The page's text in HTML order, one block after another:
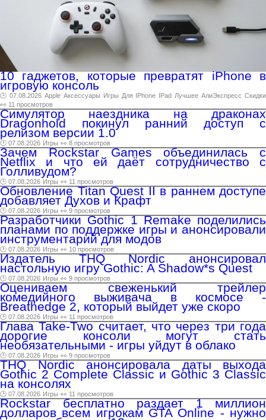
10 гаджетов, которые превратят iPhone в
игровую консоль
🕑 07.08.2026 Apple Аксессуары Игры Для IPhone IPad Лучшее АлиЭкспресс Скидки
👀 11 просмотров
Симулятор наездника на драконах
Dragonhold покинул ранний доступ с
релизом версии 1.0
🕑 07.08.2026 Игры 👀 8 просмотров
Зачем Rockstar Games объединилась с
Netflix и что ей даёт сотрудничество с
Голливудом?
🕑 07.08.2026 Игры 👀 11 просмотров
Обновление Titan Quest II в раннем доступе
добавляет Духов и Крафт
🕑 07.08.2026 Игры 👀 9 просмотров
Разработчики Gothic 1 Remake поделились
планами по поддержке игры и анонсировали
инструментарий для модов
🕑 07.08.2026 Игры 👀 10 просмотров
Издатель THQ Nordic анонсировал
настольную игру Gothic: A Shadow*s Quest
🕑 07.08.2026 Игры 👀 9 просмотров
Оцениваем свеженький трейлер
комедийного выживача в космосе -
Breathedge 2, который выйдет уже скоро
🕑 07.08.2026 Игры 👀 11 просмотров
Глава Take-Two считает, что через три года
дорогие консоли могут стать
необязательными - игры уйдут в облако
🕑 07.08.2026 Игры 👀 9 просмотров
THQ Nordic анонсировала даты выхода
Gothic 2 Complete Classic и Gothic 3 Classic
на консолях
🕑 07.08.2026 Игры 👀 11 просмотров
Rockstar бесплатно раздает 1 миллион
долларов всем игрокам GTA Online - нужно